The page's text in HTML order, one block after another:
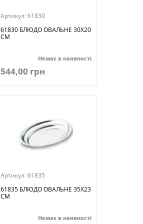
Артикул:61830
61830 БЛЮДО ОВАЛЬНЕ 30Х20
СМ
Немає в наявності
544,00 грн
Артикул:61835
61835 БЛЮДО ОВАЛЬНЕ 35Х23
СМ
Немає в наявності